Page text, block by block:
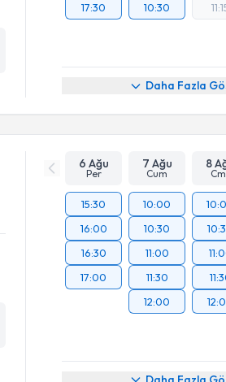
17:30
10:30
Daha Fazla
6 Ağu
Per
7 Ağu
Cum
8
15:30
16:00
16:30
17:00
10:00
10:30
11:00
11:30
12:00